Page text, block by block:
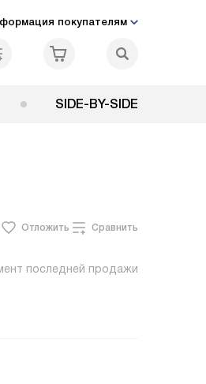
покупателям
SIDE-BY-SIDE
Отложить Сравнить
последней продажи